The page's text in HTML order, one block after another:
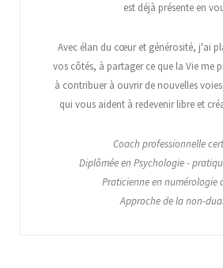
est déjà présente en
Avec élan du cœur et générosité, j'ai
vos côtés, à partager ce que la Vie me
à contribuer à ouvrir de nouvelles
qui vous aident à redevenir libre et
Coach professionnelle
Diplômée en Psychologie -
Praticienne en numérologie
Approche de la non-